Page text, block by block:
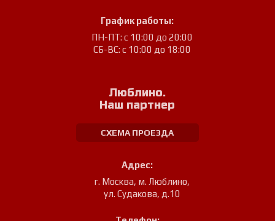
График работы:
ПН-ПТ: с 10:00 до 20:00
СБ-ВС: с 10:00 до 18:00
Люблино.
Наш партнер
СХЕМА ПРОЕЗДА
Адрес:
г. Москва, м. Люблино,
ул. Судакова, д.10